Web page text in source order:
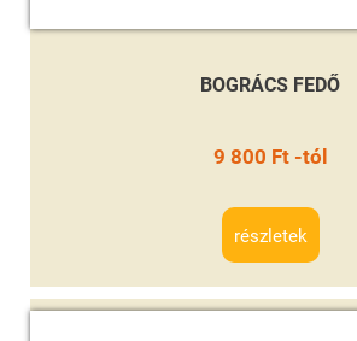
BOGRÁCS FEDŐ
9 800 Ft -tól
részletek